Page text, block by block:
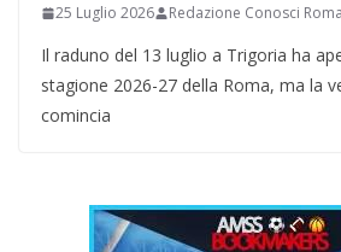
25 Luglio 2026 Redazione Conosci Roma
Il raduno del 13 luglio a Trigoria ha
stagione 2026-27 della Roma, ma la
comincia